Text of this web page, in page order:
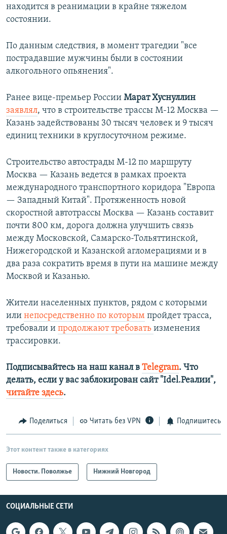
находится в реанимации в крайне тяжелом
состоянии.
По данным следствия, в момент трагедии "все
пострадавшие мужчины были в состоянии
алкогольного опьянения".
Ранее вице-премьер России Марат Хуснуллин
заявлял, что в строительстве трассы М-12 Москва —
Казань задействованы 30 тысяч человек и 9 тысяч
единиц техники в круглосуточном режиме.
Строительство автострады М-12 по маршруту
Москва — Казань ведется в рамках проекта
международного транспортного коридора "Европа
— Западный Китай". Протяженность новой
скоростной автотрассы Москва — Казань составит
почти 800 км, дорога должна улучшить связь
между Московской, Самарско-Тольяттинской,
Нижегородской и Казанской агломерациями и в
два раза сократить время в пути на машине между
Москвой и Казанью.
Жители населенных пунктов, рядом с которыми
или непосредственно по которым пройдет трасса,
требовали и продолжают требовать изменения
трассировки.
Подписывайтесь на наш канал в Telegram. Что
делать, если у вас заблокирован сайт "Idel.Реалии",
читайте здесь.
Поделиться Читать без VPN Подпишитесь
Этот контент также в категориях
Новости. Поволжье Нижний Новгород
СОЦИАЛЬНЫЕ СЕТИ